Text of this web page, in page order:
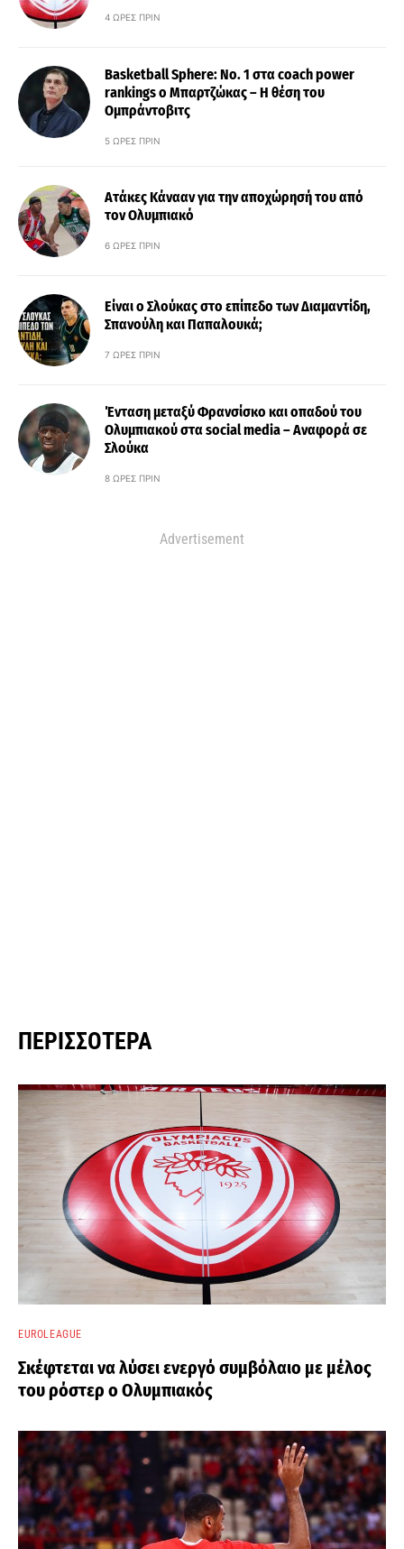
4 ΏΡΕΣ ΠΡΙΝ
Basketball Sphere: No. 1 στα coach power
rankings ο Μπαρτζώκας – Η θέση του
Ομπράντοβιτς
5 ΏΡΕΣ ΠΡΙΝ
Ατάκες Κάνααν για την αποχώρησή του από
τον Ολυμπιακό
6 ΏΡΕΣ ΠΡΙΝ
Είναι ο Σλούκας στο επίπεδο των Διαμαντίδη,
Σπανούλη και Παπαλουκά;
7 ΏΡΕΣ ΠΡΙΝ
Ένταση μεταξύ Φρανσίσκο και οπαδού του
Ολυμπιακού στα social media – Αναφορά σε
Σλούκα
8 ΏΡΕΣ ΠΡΙΝ
Advertisement
ΠΕΡΙΣΣΌΤΕΡΑ
EUROLEAGUE
Σκέφτεται να λύσει ενεργό συμβόλαιο με μέλος
του ρόστερ ο Ολυμπιακός